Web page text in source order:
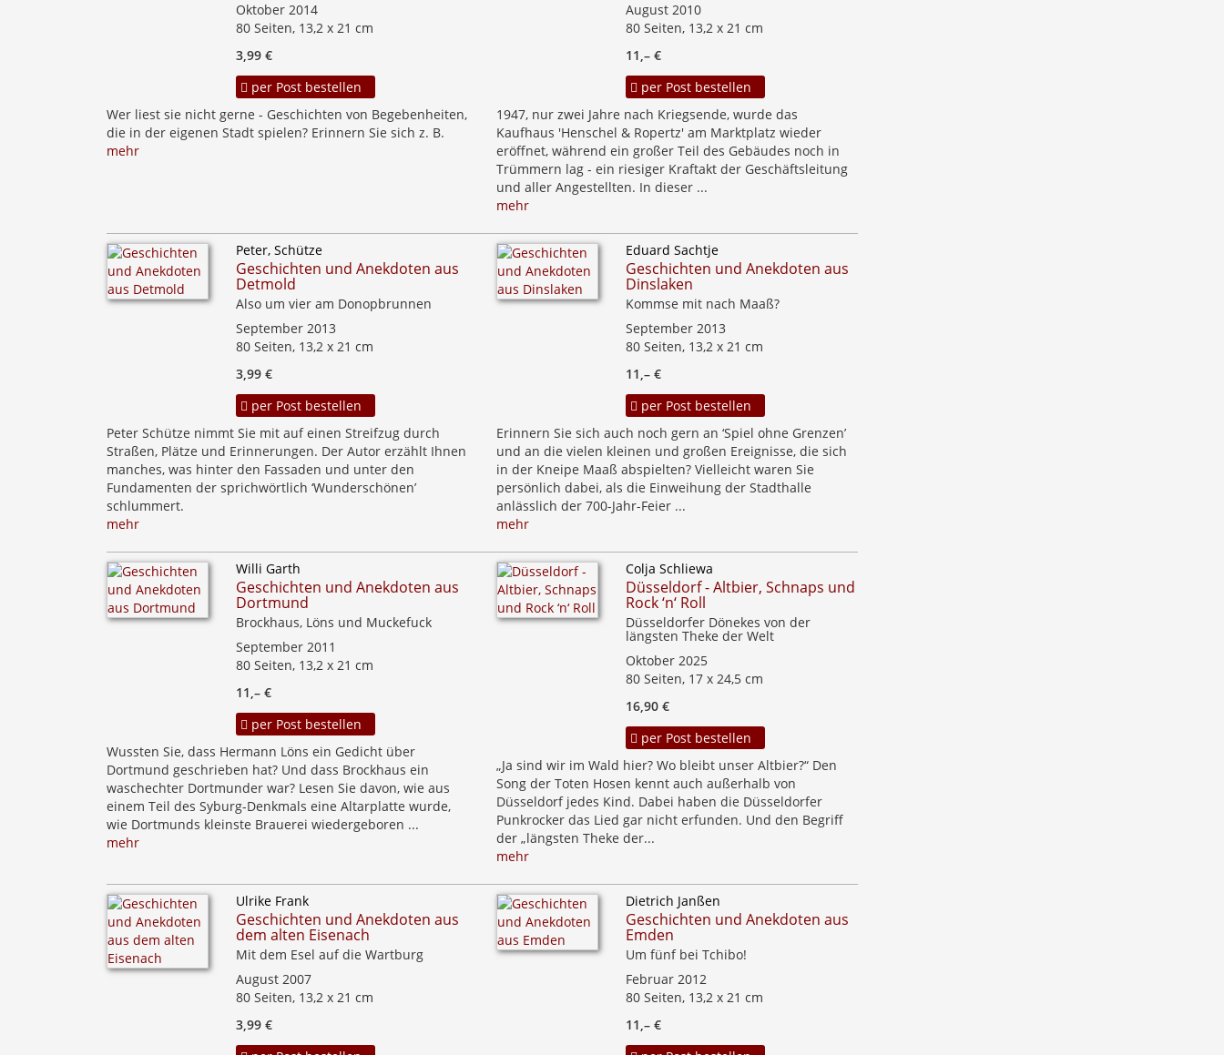
Oktober 2014
80 Seiten, 13,2 x 21 cm
3,99 €
per Post bestellen
Wer liest sie nicht gerne - Geschichten von Begebenheiten,
die in der eigenen Stadt spielen? Erinnern Sie sich z. B.
mehr
August 2010
80 Seiten, 13,2 x 21 cm
11,– €
per Post bestellen
1947, nur zwei Jahre nach Kriegsende, wurde das
Kaufhaus 'Henschel & Ropertz' am Marktplatz wieder
eröffnet, während ein großer Teil des Gebäudes noch in
Trümmern lag - ein riesiger Kraftakt der Geschäftsleitung
und aller Angestellten. In dieser ...
mehr
Peter, Schütze
Geschichten und Anekdoten aus
Detmold
Also um vier am Donopbrunnen
September 2013
80 Seiten, 13,2 x 21 cm
3,99 €
per Post bestellen
Peter Schütze nimmt Sie mit auf einen Streifzug durch
Straßen, Plätze und Erinnerungen. Der Autor erzählt Ihnen
manches, was hinter den Fassaden und unter den
Fundamenten der sprichwörtlich ‘Wunderschönen’
schlummert.
mehr
Eduard Sachtje
Geschichten und Anekdoten aus
Dinslaken
Kommse mit nach Maaß?
September 2013
80 Seiten, 13,2 x 21 cm
11,– €
per Post bestellen
Erinnern Sie sich auch noch gern an ‘Spiel ohne Grenzen’
und an die vielen kleinen und großen Ereignisse, die sich
in der Kneipe Maaß abspielten? Vielleicht waren Sie
persönlich dabei, als die Einweihung der Stadthalle
anlässlich der 700-Jahr-Feier ...
mehr
Willi Garth
Geschichten und Anekdoten aus
Dortmund
Brockhaus, Löns und Muckefuck
September 2011
80 Seiten, 13,2 x 21 cm
11,– €
per Post bestellen
Wussten Sie, dass Hermann Löns ein Gedicht über
Dortmund geschrieben hat? Und dass Brockhaus ein
waschechter Dortmunder war? Lesen Sie davon, wie aus
einem Teil des Syburg-Denkmals eine Altarplatte wurde,
wie Dortmunds kleinste Brauerei wiedergeboren ...
mehr
Colja Schliewa
Düsseldorf - Altbier, Schnaps und
Rock ‘n‘ Roll
Düsseldorfer Dönekes von der
längsten Theke der Welt
Oktober 2025
80 Seiten, 17 x 24,5 cm
16,90 €
per Post bestellen
„Ja sind wir im Wald hier? Wo bleibt unser Altbier?“ Den
Song der Toten Hosen kennt auch außerhalb von
Düsseldorf jedes Kind. Dabei haben die Düsseldorfer
Punkrocker das Lied gar nicht erfunden. Und den Begriff
der „längsten Theke der...
mehr
Ulrike Frank
Geschichten und Anekdoten aus
dem alten Eisenach
Mit dem Esel auf die Wartburg
August 2007
80 Seiten, 13,2 x 21 cm
3,99 €
Dietrich Janßen
Geschichten und Anekdoten aus
Emden
Um fünf bei Tchibo!
Februar 2012
80 Seiten, 13,2 x 21 cm
11,– €